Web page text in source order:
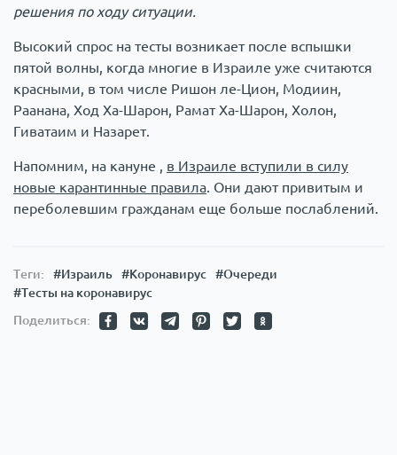
решения по ходу ситуации.
Высокий спрос на тесты возникает после вспышки
пятой волны, когда многие в Израиле уже считаются
красными, в том числе Ришон ле-Цион, Модиин,
Раанана, Ход Ха-Шарон, Рамат Ха-Шарон, Холон,
Гиватаим и Назарет.
Напомним, на кануне , в Израиле вступили в силу
новые карантинные правила. Они дают привитым и
переболевшим гражданам еще больше послаблений.
Теги: #Израиль #Коронавирус
#Очереди
#Тесты на коронавирус
Поделиться: